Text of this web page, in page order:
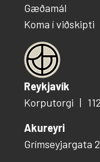
Reykjavík
Korputorgi
Akureyri
Grímseyjargata 2
Gæðamál
Koma í viðskipti